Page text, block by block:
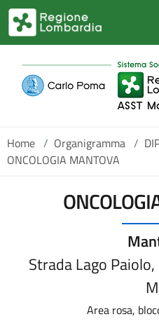
Salta al contenuto principale
Home / Organigramma /
ONCOLOGIA MANTOVA
Strada Lago
Area rosa,